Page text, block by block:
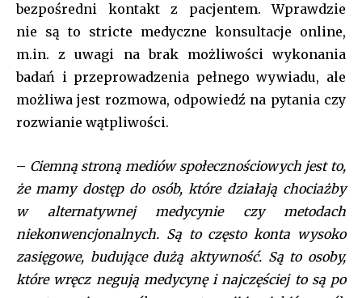
bezpośredni kontakt z pacjentem. Wprawdzie
nie są to stricte medyczne konsultacje online,
m.in. z uwagi na brak możliwości wykonania
badań i przeprowadzenia pełnego wywiadu, ale
możliwa jest rozmowa, odpowiedź na pytania czy
rozwianie wątpliwości.
– Ciemną stroną mediów społecznościowych jest to,
że mamy dostęp do osób, które działają chociażby
w alternatywnej medycynie czy metodach
niekonwencjonalnych. Są to często konta wysoko
zasięgowe, budujące dużą aktywność. Są to osoby,
które wręcz negują medycynę i najczęściej to są po